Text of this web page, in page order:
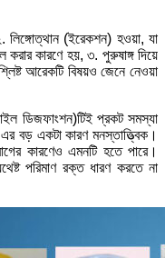
লিঙ্গোত্থান (ইরেকশন) হওয়া, যা
করার কারণে হয়, ৩. পুরুষাঙ্গ দিয়ে
আরেকটি বিষয়ও জেনে নেওয়া
ডিজফাংশন)টিই প্রকট সমস্যা
এর বড় একটা কারণ মনস্তাত্ত্বিক।
কারণেও এমনটি হতে পারে।
পরিমাণ রক্ত ধারণ করতে না